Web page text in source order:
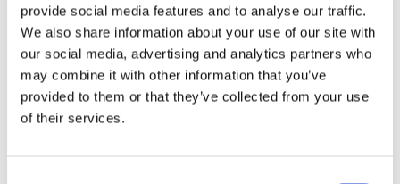
provide social media features and to analyse our traffic.
We also share information about your use of our site with
our social media, advertising and analytics partners who
may combine it with other information that you’ve
provided to them or that they’ve collected from your use
of their services.
24/7 ONLINE WINKELEN
Productomschrijving